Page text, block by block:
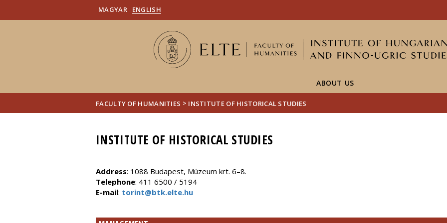
MAGYAR ENGLISH
ABOUT US
FACULTY OF HUMANITIES > INSTITUTE OF HISTORICAL STUDIES
INSTITUTE OF HISTORICAL STUDIES
Address: 1088 Budapest, Múzeum krt. 6–8.
Telephone: 411 6500 / 5194
E-mail: torint@btk.elte.hu